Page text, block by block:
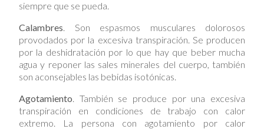
siempre que se pueda.
Calambres. Son espasmos musculares dolorosos
provodados por la excesiva transpiración. Se producen
por la deshidratación por lo que hay que beber mucha
agua y reponer las sales minerales del cuerpo, también
son aconsejables las bebidas isotónicas.
Agotamiento. También se produce por una excesiva
transpiración en condiciones de trabajo con calor
extremo. La persona con agotamiento por calor